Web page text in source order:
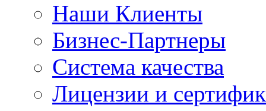
Наши Клиенты
Бизнес-Партнеры
Система качества
Лицензии и